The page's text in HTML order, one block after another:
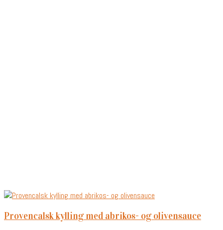
provencalsk kylling med abrikos- og olivensauce